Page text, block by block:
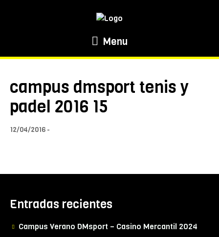
Menu
campus dmsport tenis y
padel 2016 15
12/04/2016
Entradas recientes
Campus Verano DMsport – Casino Mercantil 2024